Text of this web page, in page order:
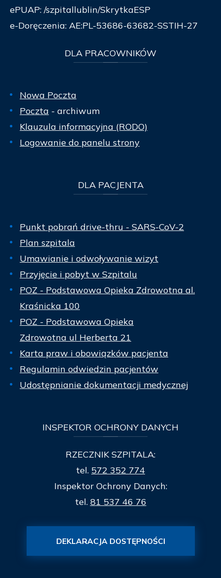
ePUAP: /szpitallublin/SkrytkaESP
e-Doręczenia: AE:PL-53686-63682-SSTIH-27
DLA PRACOWNIKÓW
Nowa Poczta
Poczta - archiwum
Klauzula informacyjna (RODO)
Logowanie do panelu strony
DLAPACJENTA
Punkt pobrań drive-thru - SARS-CoV-2
Plan szpitala
Umawianie i odwoływanie wizyt
Przyjęcie i pobyt w Szpitalu
POZ - Podstawowa Opieka Zdrowotna al.
Kraśnicka 100
POZ - Podstawowa Opieka
Zdrowotna ul Herberta 21
Karta praw i obowiązków pacjenta
Regulamin odwiedzin pacjentów
Udostępnianie dokumentacji medycznej
INSPEKTOR OCHRONY DANYCH
RZECZNIK SZPITALA:
tel. 572 352 774
Inspektor Ochrony Danych:
tel. 81 537 46 76
DEKLARACJA DOSTĘPNOŚCI